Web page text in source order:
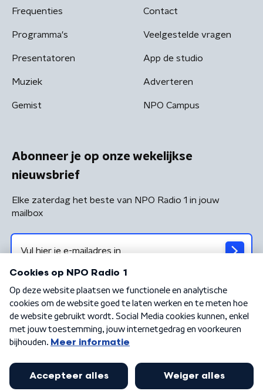
Frequenties
Programma's
Presentatoren
Muziek
Gemist
Contact
Veelgestelde vragen
App de studio
Adverteren
NPO Campus
Abonneer je op onze wekelijkse
nieuwsbrief
Elke zaterdag het beste van NPO Radio 1 in jouw
mailbox
Algemene voorwaarden